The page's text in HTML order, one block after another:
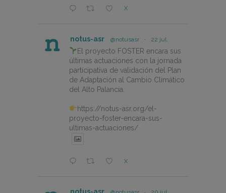
X
notus-asr @notusasr · 22 jul.
El proyecto FOSTER encara sus
últimas actuaciones con la jornada
participativa de validación del Plan
de Adaptación al Cambio Climático
del Alto Palancia.
https://notus-asr.org/el-
proyecto-foster-encara-sus-
ultimas-actuaciones/
X